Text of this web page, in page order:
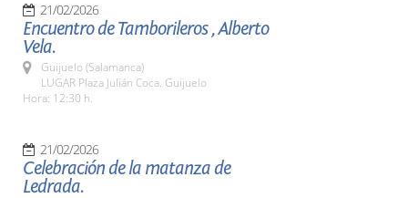
21/02/2026
Encuentro de Tamborileros , Alberto
Vela.
Guijuelo (Salamanca)
LUGAR Plaza Julián Coca. Guijuelo
Hora: 12:30 h.
21/02/2026
Celebración de la matanza de
Ledrada.